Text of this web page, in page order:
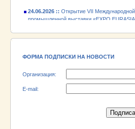
промышленной выставки «EXPO EURASIA
VIETNAM 2026»
ФОРМА ПОДПИСКИ НА НОВОСТИ
Организация:
E-mail: